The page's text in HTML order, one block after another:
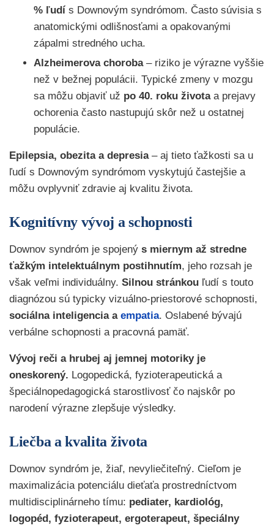
% ľudí s Downovým syndrómom. Často súvisia s
anatomickými odlišnosťami a opakovanými
zápalmi stredného ucha.
Alzheimerova choroba – riziko je výrazne vyššie
než v bežnej populácii. Typické zmeny v mozgu
sa môžu objaviť už po 40. roku životaa prejavy
ochorenia často nastupujú skôr než u ostatnej
populácie.
Epilepsia, obezita a depresia – aj tieto ťažkosti sa u
ľudí s Downovým syndrómom vyskytujú častejšie a
môžu ovplyvniť zdravie aj kvalitu života.
Kognitívny vývoj a schopnosti
Downov syndróm je spojený s miernym až stredne
ťažkým intelektuálnym postihnutím, jeho rozsah je
však veľmi individuálny. Silnou stránkou ľudí s touto
diagnózou sú typicky vizuálno-priestorové schopnosti,
sociálna inteligencia a empatia. Oslabené bývajú
verbálne schopnosti a pracovná pamäť.
Vývoj reči a hrubej aj jemnej motoriky je
oneskorený. Logopedická, fyzioterapeutická a
špeciálnopedagogická starostlivosť čo najskôr po
narodení výrazne zlepšuje výsledky.
Liečba a kvalita života
Downov syndróm je, žiaľ, nevyliečiteľný. Cieľom je
maximalizácia potenciálu dieťaťa prostredníctvom
multidisciplinárneho tímu: pediater, kardiológ,
logopéd, fyzioterapeut, ergoterapeut, špeciálny